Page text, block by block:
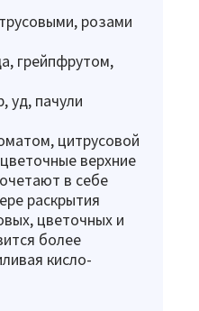
розами
грейпфрутом,
уд, пачули
цитрусовой
верхние
в себе
раскрытия
цветочных и
более
кисло-